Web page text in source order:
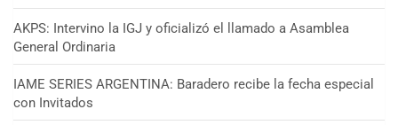
AKPS: Intervino la IGJ y oficializó el llamado a Asamblea
General Ordinaria
IAME SERIES ARGENTINA: Baradero recibe la fecha especial
con Invitados